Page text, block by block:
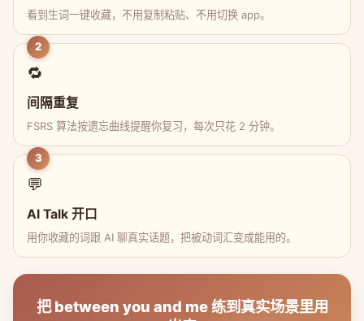
看到生词一键收藏，不用复制粘贴、不用切换 app。
2
🔁
间隔重复
FSRS 算法按遗忘曲线提醒你复习，每次只花 2 分钟。
3
💬
AI Talk 开口
用你收藏的词跟 AI 聊真实话题，把被动词汇变成能用的。
把 between you and me 练到真实场景里用